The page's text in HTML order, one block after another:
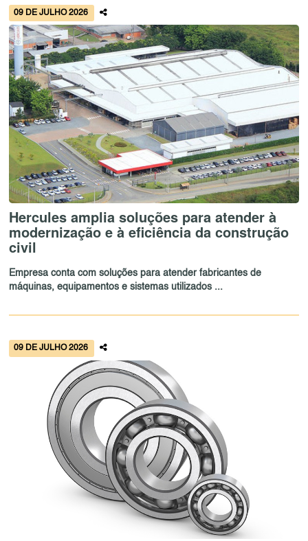
09 DE JULHO 2026
Hercules amplia soluções para atender à
modernização e à eficiência da construção
civil
Empresa conta com soluções para atender fabricantes de
máquinas, equipamentos e sistemas utilizados ...
09 DE JULHO 2026